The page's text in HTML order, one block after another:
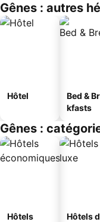
Gênes : autres
Hôtel
Bed &
kfasts
Gênes :
Hôtels
Hôtels